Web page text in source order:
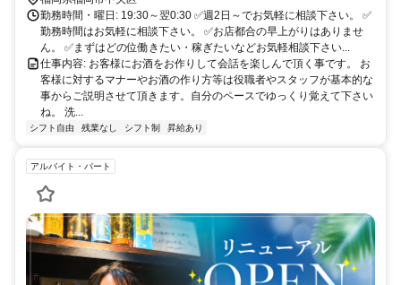
徒歩8分 ・地下鉄七隈線「天神南駅」徒歩8分 ・西鉄バス「中洲・南
新地」「春吉」バス停 徒歩5分
勤務時間・曜日: 19:30～翌0:30 ✅週2日～でお気軽に相談下さい。 ✅
勤務時間はお気軽に相談下さい。 ✅お店都合の早上がりはありませ
ん。 ✅まずはどの位働きたい・稼ぎたいなどお気軽相談下さい...
仕事内容: お客様にお酒をお作りして会話を楽しんで頂く事です。 お
客様に対するマナーやお酒の作り方等は役職者やスタッフが基本的な
事からご説明させて頂きます。自分のペースでゆっくり覚えて下さい
ね。 洗...
シフト自由 残業なし シフト制 昇給あり
アルバイト・パート